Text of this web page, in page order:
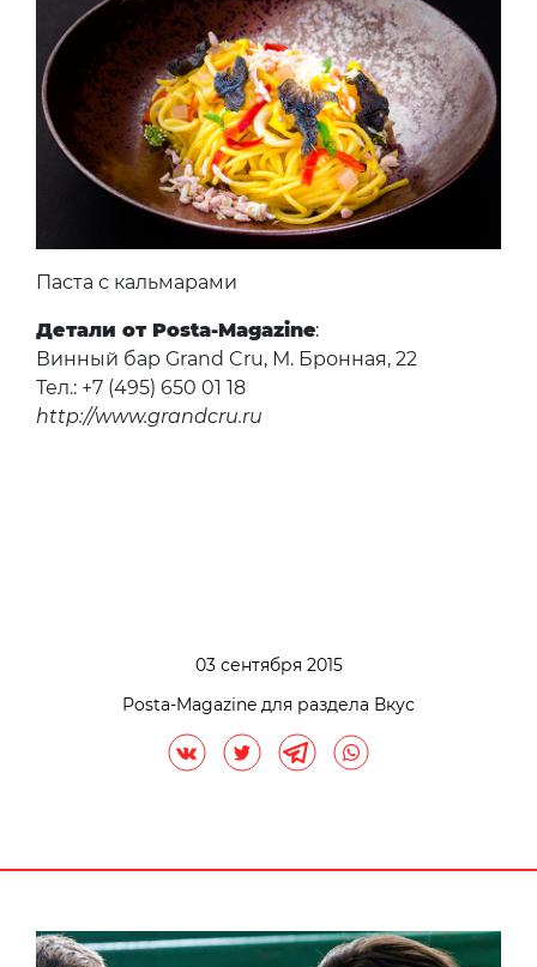
Паста с кальмарами
Детали от Posta-Magazine:
Винный бар Grand Cru, М. Бронная, 22
Тел.: +7 (495) 650 01 18
http://www.grandcru.ru
03 сентября 2015
Posta-Magazine для раздела Вкус